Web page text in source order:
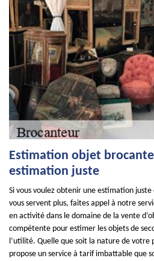
Estimation objet
estimation juste
Si vous voulez obtenir une estimation juste
vous servent plus, faites appel à notre
en activité dans le domaine de la vente
compétente pour estimer les objets de
l’utilité. Quelle que soit la nature de
propose un service à tarif imbattable que